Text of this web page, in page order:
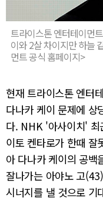
트라이스톤 엔터테이먼
이와 2살 차이지만 하늘
먼트 공식 홈페이지>
현재 트라이스톤 엔터
다나카 케이 문제에 상
다. NHK '아사이치' 최
이토 켄타로가 한때 잘
아 다나카 케이의 공백
잘나가는 아야노 고
시너지를 낼 것으로 기